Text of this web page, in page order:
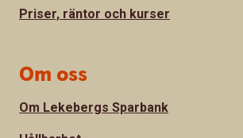
Priser, räntor och kurser
Om oss
Om Lekebergs Sparbank